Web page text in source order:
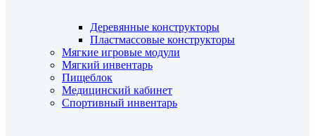
Деревянные конструкторы
Пластмассовые конструкторы
Мягкие игровые модули
Мягкий инвентарь
Пищеблок
Медицинский кабинет
Спортивный инвентарь